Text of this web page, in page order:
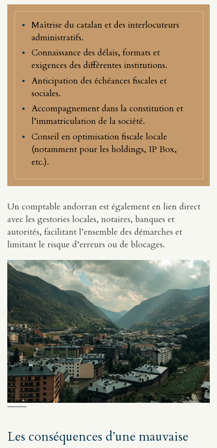
Maîtrise du catalan et des interlocuteurs
administratifs.
Connaissance des délais, formats et
exigences des différentes institutions.
Anticipation des échéances fiscales et
sociales.
Accompagnement dans la constitution et
l’immatriculation de la société.
Conseil en optimisation fiscale locale
(notamment pour les holdings, IP Box,
etc.).
Un comptable andorran est également en lien direct
avec les gestories locales, notaires, banques et
autorités, facilitant l’ensemble des démarches et
limitant le risque d’erreurs ou de blocages.
Les conséquences d’une mauvaise